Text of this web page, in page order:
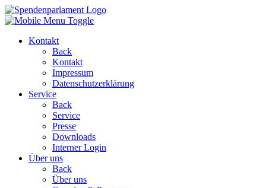
Kontakt
Back
Kontakt
Impressum
Datenschutzerklärung
Service
Back
Service
Presse
Downloads
Interner Login
Über uns
Back
Über uns